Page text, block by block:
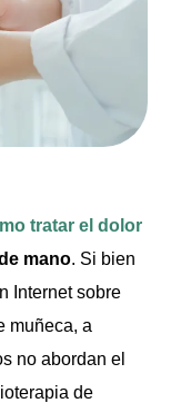
tratar el dolor
mano. Si bien
Internet sobre
muñeca, a
no abordan el
de